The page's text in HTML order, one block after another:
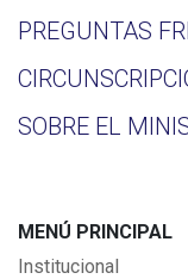
PREGUNTAS
SOBRE EL
MENÚ PRINCIPAL
Institucional